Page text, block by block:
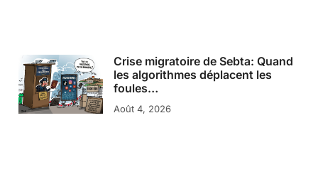
Crise migratoire de Sebta: Quand
les algorithmes déplacent les
foules…
Août 4, 2026